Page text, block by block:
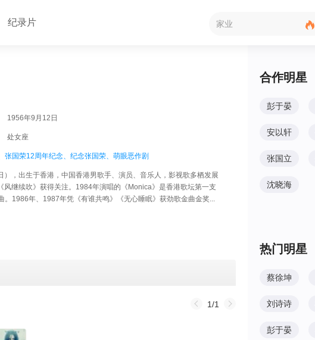
纪录片
1956年9月12日
处女座
张国荣12周年纪念、 纪念张国荣、 萌眼恶作剧
，出生于香港，中国香港男歌手、演员、音乐人，影视歌多栖发展
继续吹》获得关注。1984年演唱的《Monica》是香港歌坛第一支
。1986年、1987年凭《有谁共鸣》《无心睡眠》获劲歌金曲金奖...
1/1
合作明星
彭于晏
安以轩
张国立
沈晓海
热门明星
蔡徐坤
刘诗诗
彭于晏